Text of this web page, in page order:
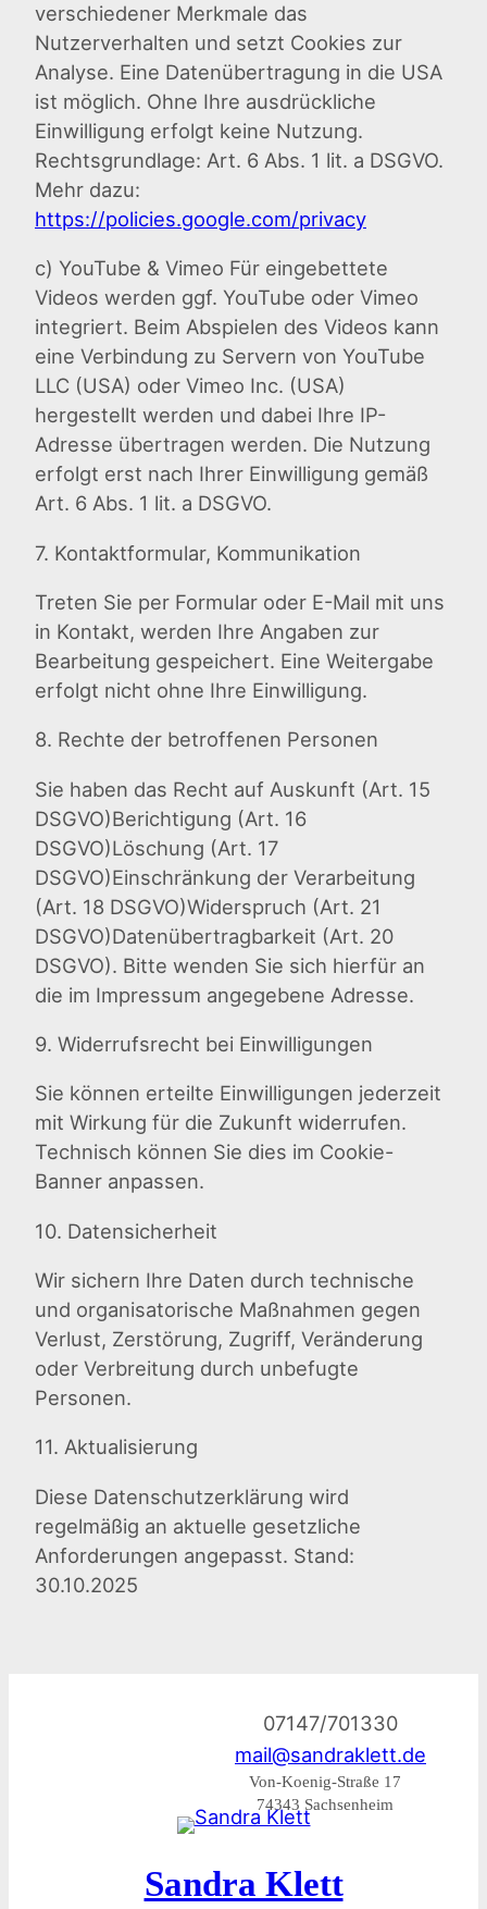
verschiedener Merkmale das
Nutzerverhalten und setzt Cookies zur
Analyse. Eine Datenübertragung in die USA
ist möglich. Ohne Ihre ausdrückliche
Einwilligung erfolgt keine Nutzung.
Rechtsgrundlage: Art. 6 Abs. 1 lit. a DSGVO.
Mehr dazu:
https://policies.google.com/privacy
c) YouTube & Vimeo Für eingebettete
Videos werden ggf. YouTube oder Vimeo
integriert. Beim Abspielen des Videos kann
eine Verbindung zu Servern von YouTube
LLC (USA) oder Vimeo Inc. (USA)
hergestellt werden und dabei Ihre IP-
Adresse übertragen werden. Die Nutzung
erfolgt erst nach Ihrer Einwilligung gemäß
Art. 6 Abs. 1 lit. a DSGVO.
7. Kontaktformular, Kommunikation
Treten Sie per Formular oder E-Mail mit uns
in Kontakt, werden Ihre Angaben zur
Bearbeitung gespeichert. Eine Weitergabe
erfolgt nicht ohne Ihre Einwilligung.
8. Rechte der betroffenen Personen
Sie haben das Recht auf Auskunft (Art. 15
DSGVO)Berichtigung (Art. 16
DSGVO)Löschung (Art. 17
DSGVO)Einschränkung der Verarbeitung
(Art. 18 DSGVO)Widerspruch (Art. 21
DSGVO)Datenübertragbarkeit (Art. 20
DSGVO). Bitte wenden Sie sich hierfür an
die im Impressum angegebene Adresse.
9. Widerrufsrecht bei Einwilligungen
Sie können erteilte Einwilligungen jederzeit
mit Wirkung für die Zukunft widerrufen.
Technisch können Sie dies im Cookie-
Banner anpassen.
10. Datensicherheit
Wir sichern Ihre Daten durch technische
und organisatorische Maßnahmen gegen
Verlust, Zerstörung, Zugriff, Veränderung
oder Verbreitung durch unbefugte
Personen.
11. Aktualisierung
Diese Datenschutzerklärung wird
regelmäßig an aktuelle gesetzliche
Anforderungen angepasst. Stand:
30.10.2025
07147/701330
mail@sandraklett.de
Von-Koenig-Straße 17
74343 Sachsenheim
Sandra Klett